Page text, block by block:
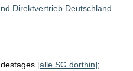
Direktvertrieb Deutschland
[alle SG dorthin];